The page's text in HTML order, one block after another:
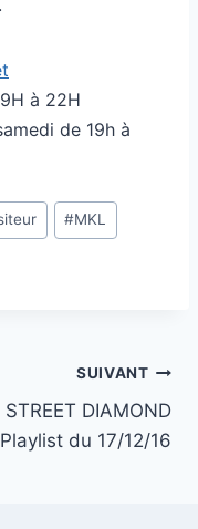
à 22H
de 19h à
#MKL
SUIVANT
STREET DIAMOND
Playlist du 17/12/16